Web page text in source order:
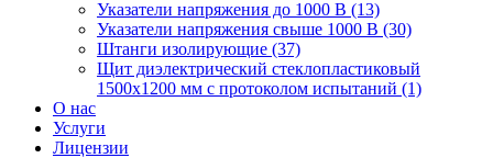
Указатели напряжения до 1000 В (13)
Указатели напряжения свыше 1000 В (30)
Штанги изолирующие (37)
Щит диэлектрический стеклопластиковый
1500х1200 мм с протоколом испытаний (1)
О нас
Услуги
Лицензии